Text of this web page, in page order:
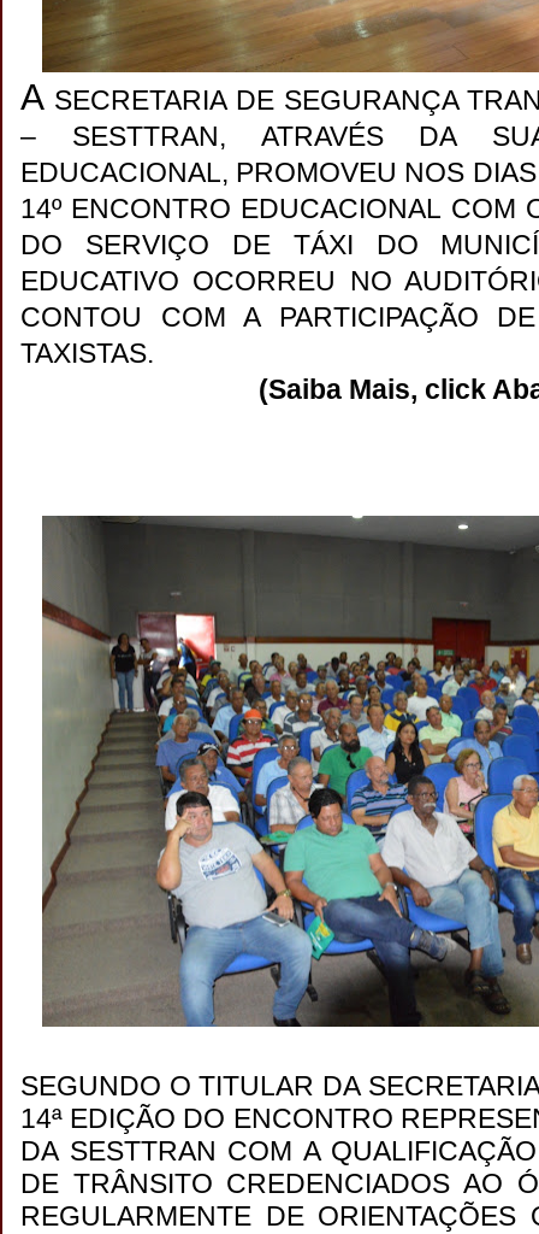
A SECRETARIA DE SEGURANÇA
– SESTTRAN, ATRAVÉS DA
EDUCACIONAL, PROMOVEU NOS
14º ENCONTRO EDUCACIONAL COM
DO SERVIÇO DE TÁXI DO
EDUCATIVO OCORREU NO
CONTOU COM A PARTICIPAÇÃO
TAXISTAS.
(Saiba Mais, click
SEGUNDO O TITULAR DA
14ª EDIÇÃO DO ENCONTRO
DA SESTTRAN COM A
DE TRÂNSITO CREDENCIADOS AO
REGULARMENTE DE ORIENTAÇÕES